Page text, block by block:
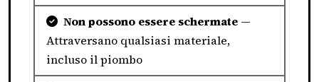
Non possono essere schermate —
Attraversano qualsiasi materiale,
incluso il piombo